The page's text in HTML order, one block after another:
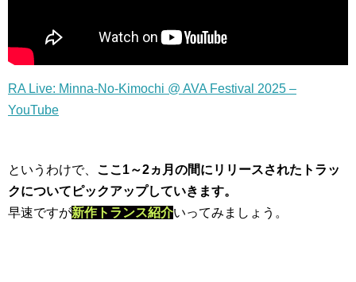
RA Live: Minna-No-Kimochi @ AVA Festival 2025 –
YouTube
というわけで、 ここ1～2ヵ月の間にリリースされたトラッ
クについてピックアップしていきます。
早速ですが新作トランス紹介いってみましょう。